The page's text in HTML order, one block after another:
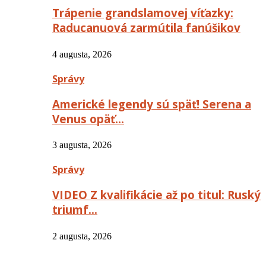
Trápenie grandslamovej víťazky:
Raducanuová zarmútila fanúšikov
4 augusta, 2026
Správy
Americké legendy sú späť! Serena a
Venus opäť…
3 augusta, 2026
Správy
VIDEO Z kvalifikácie až po titul: Ruský
triumf…
2 augusta, 2026